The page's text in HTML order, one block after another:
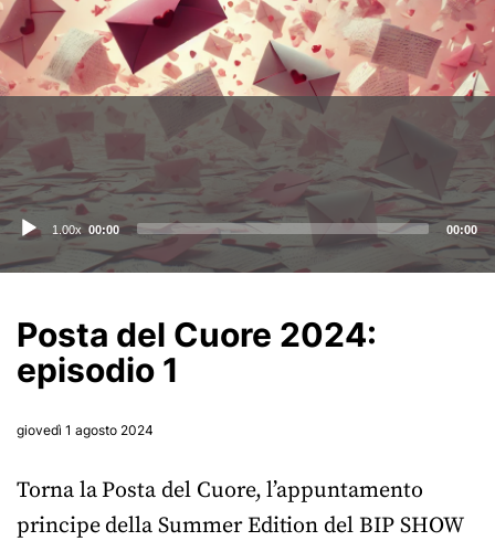
Audio
Player
1.00x 00:00 00:00
Posta del Cuore 2024:
episodio 1
giovedì 1 agosto 2024
Torna la Posta del Cuore, l’appuntamento
principe della Summer Edition del BIP SHOW